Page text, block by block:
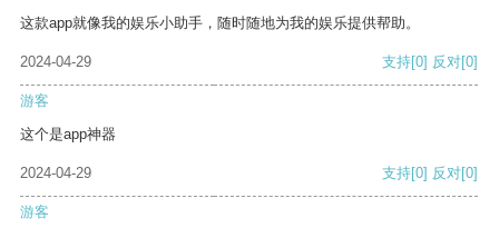
这款app就像我的娱乐小助手，随时随地为我的娱乐提供帮助。
2024-04-29 支持[0] 反对[0]
游客
这个是app神器
2024-04-29 支持[0] 反对[0]
游客